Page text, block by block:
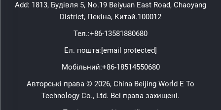
Add: 1813, Будівля 5, No.19 Beiyuan East Road, Chaoyang
District, Пекіна, Китай.100012
Тел.:+86-13581880680
Ел. пошта:[email protected]
Мобільний:+86-18514550680
Авторські права © 2026, China Beijing World E To
Technology Co., Ltd. Всі права захищені.